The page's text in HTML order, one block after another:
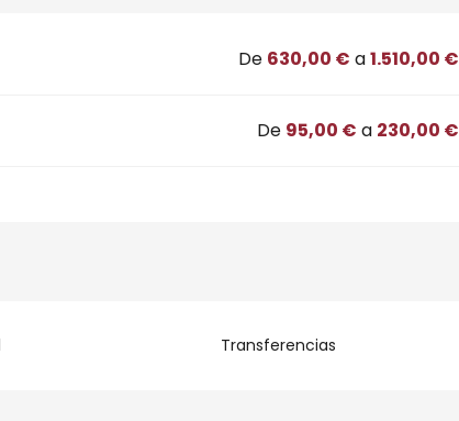
De 630,00 € a1.510,00 €
De 95,00 € a 230,00 €
Transferencias